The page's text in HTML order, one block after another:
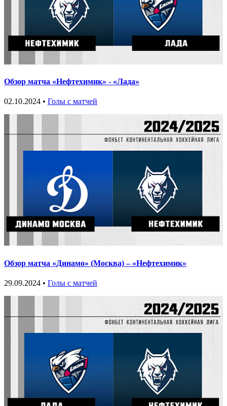
Обзор матча «Нефтехимик» - «Лада»
02.10.2024 • Голы с матчей
Обзор матча «Динамо» (Москва) – «Нефтехимик»
29.09.2024 • Голы с матчей